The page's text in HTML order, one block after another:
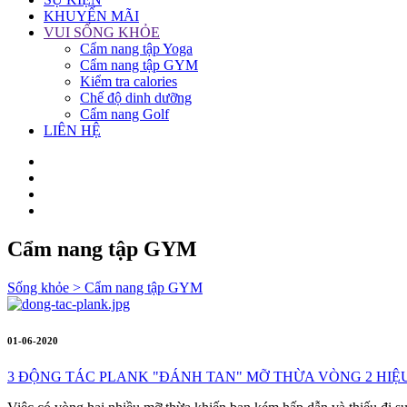
KHUYẾN MÃI
VUI SỐNG KHỎE
Cẩm nang tập Yoga
Cẩm nang tập GYM
Kiểm tra calories
Chế độ dinh dưỡng
Cẩm nang Golf
LIÊN HỆ
Cẩm nang tập GYM
Sống khỏe > Cẩm nang tập GYM
01-06-2020
3 ĐỘNG TÁC PLANK "ĐÁNH TAN" MỠ THỪA VÒNG 2